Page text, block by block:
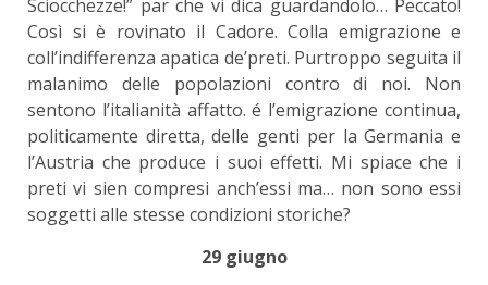
Sciocchezze!” par che vi dica guardandolo… Peccato!
Così si è rovinato il Cadore. Colla emigrazione e
coll’indifferenza apatica de’preti. Purtroppo seguita il
malanimo delle popolazioni contro di noi. Non
sentono l’italianità affatto. é l’emigrazione continua,
politicamente diretta, delle genti per la Germania e
l’Austria che produce i suoi effetti. Mi spiace che i
preti vi sien compresi anch’essi ma… non sono essi
soggetti alle stesse condizioni storiche?
29 giugno